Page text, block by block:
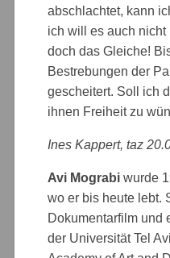
abschlachtet, kann
ich will es auch
doch das Gleiche!
Bestrebungen der
gescheitert. Soll ich
ihnen Freiheit zu
Ines Kappert, taz
Avi Mograbi wurde
wo er bis heute lebt.
Dokumentarfilm und
der Universität Tel